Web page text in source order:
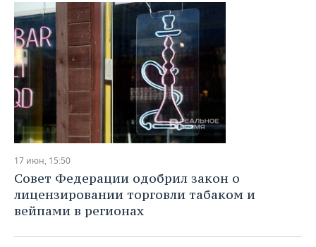
17 июн, 15:50
Совет Федерации одобрил закон о
лицензировании торговли табаком и
вейпами в регионах